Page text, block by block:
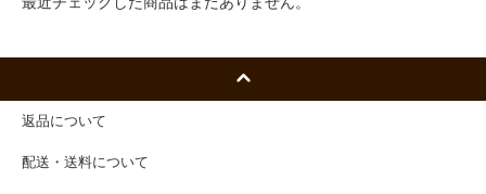
返品について
配送・送料について